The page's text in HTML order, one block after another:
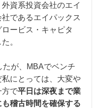
資系投資会社のエイ
であるエイパックス
ービス・キャピタ
。
たが、MBAでベンチ
にとっては、大変や
方で平日は深夜まで業
稽古時間を確保する